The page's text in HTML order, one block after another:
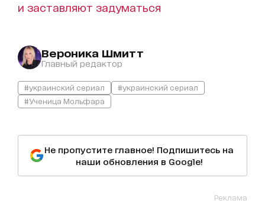
и заставляют задуматься
Вероника Шмитт
Главный редактор
#украинский сериал
#украинский сериал
#Ученица Мольфара
Не пропустите главное! Подпишитесь на
наши обновления в Google!
Реклама